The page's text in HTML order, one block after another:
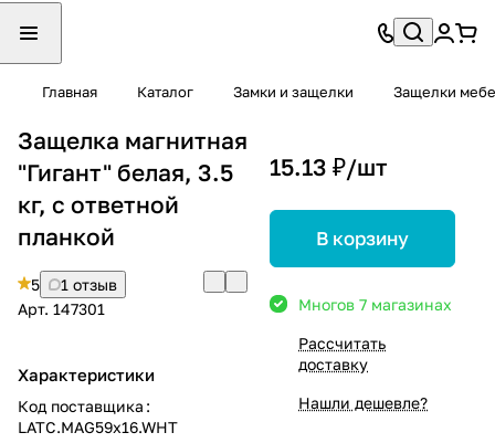
Главная Каталог Замки и защелки Защелки
Защелка магнитная
"Гигант" белая, 3.5
кг, с ответной
планкой
5
1 отзыв
Арт. 147301
Характеристики
Код поставщика :
LATC.MAG59x16.WHT
15.13 ₽/шт
В корзину
Многов 7 магазинах
Рассчитать
доставку
Нашли дешевле?